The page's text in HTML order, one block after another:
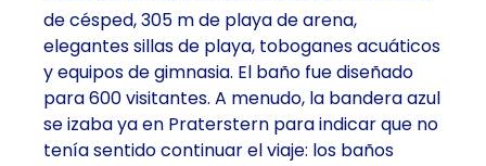
de césped, 305 m de playa de arena,
elegantes sillas de playa, toboganes acuáticos
y equipos de gimnasia. El baño fue diseñado
para 600 visitantes. A menudo, la bandera azul
se izaba ya en Praterstern para indicar que no
tenía sentido continuar el viaje: los baños